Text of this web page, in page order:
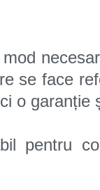
o garanție